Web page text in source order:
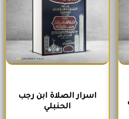
اسرار الصلاة ابن رجب
الحنبلي